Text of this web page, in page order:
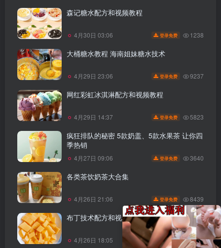
森记糖水配方和视频教程
4月30日 03:06 登录免费 1238
大桶糖水教程 海南姐妹糖水技术
4月29日 23:06 登录免费 9237
网红彩虹冰淇淋配方和视频教程
4月29日 14:37 登录免费 5823
疯狂排队的秘密 5款奶盖、5款水果茶 让你四
季热销
4月27日 09:06 登录免费 3640
各类茶饮奶茶大合集
4月26日 21:06 登录免费 8439
布丁技术配方和视频教程
4月26日 18:05 登录免费 7230